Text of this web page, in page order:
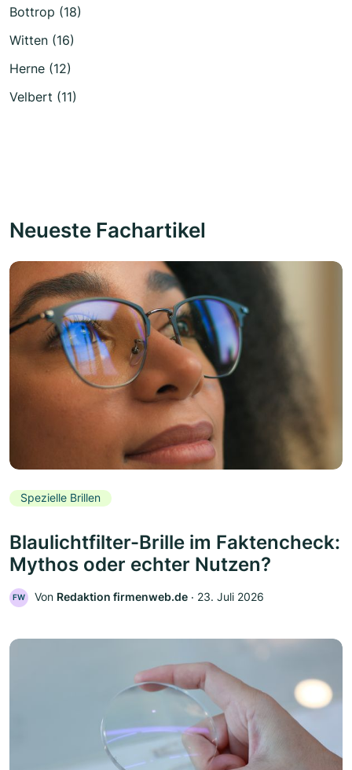
Bottrop (18)
Witten (16)
Herne (12)
Velbert (11)
Neueste Fachartikel
Spezielle Brillen
Blaulichtfilter-Brille im Faktencheck:
Mythos oder echter Nutzen?
FW Von Redaktion firmenweb.de ‧ 23. Juli 2026